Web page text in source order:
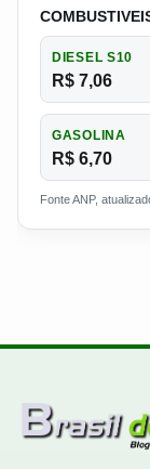
DIESEL S10
R$ 7,06
GASOLINA
R$ 6,70
Fonte ANP,